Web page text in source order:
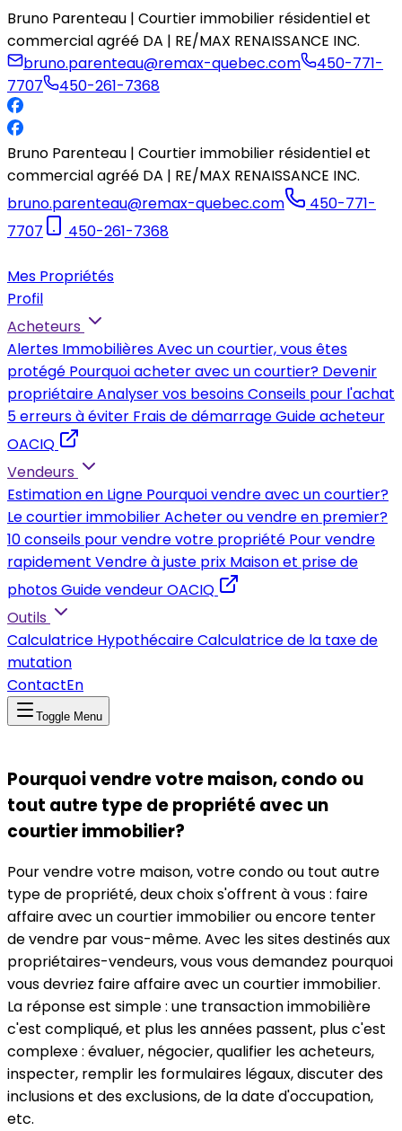
Bruno Parenteau | Courtier immobilier résidentiel et
commercial agréé DA | RE/MAX RENAISSANCE INC.
bruno.parenteau@remax-quebec.com
450-771-
7707
450-261-7368
Bruno Parenteau | Courtier immobilier résidentiel et
commercial agréé DA | RE/MAX RENAISSANCE INC.
bruno.parenteau@remax-quebec.com
450-771-
7707
450-261-7368
Mes Propriétés
Profil
Acheteurs
Alertes ImmobilièresAvec un courtier, vous êtes
protégé Pourquoi acheter avec un courtier? Devenir
propriétaireAnalyser vos besoinsConseils pour l'achat
5 erreurs à éviter Frais de démarrageGuide acheteur
OACIQ
Vendeurs
Estimation en Ligne Pourquoi vendre avec un courtier?
Le courtier immobilierAcheter ou vendre en premier?
10 conseils pour vendre votre propriété Pour vendre
rapidement Vendre à juste prix Maison et prise de
photosGuide vendeur OACIQ
Outils
Calculatrice HypothécaireCalculatrice de la taxe de
mutation
ContactEn
Toggle Menu
Pourquoi vendre votre maison, condo ou
tout autre type de propriété avec un
courtier immobilier?
Pour vendre votre maison, votre condo ou tout autre
type de propriété, deux choix s'offrent à vous : faire
affaire avec un courtier immobilier ou encore tenter
de vendre par vous-même. Avec les sites destinés aux
propriétaires-vendeurs, vous vous demandez pourquoi
vous devriez faire affaire avec un courtier immobilier.
La réponse est simple : une transaction immobilière
c'est compliqué, et plus les années passent, plus c'est
complexe : évaluer, négocier, qualifier les acheteurs,
inspecter, remplir les formulaires légaux, discuter des
inclusions et des exclusions, de la date d'occupation,
etc.